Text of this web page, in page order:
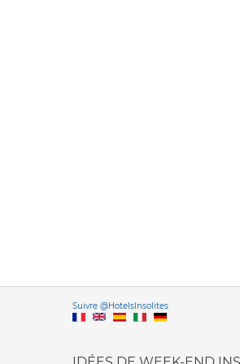
Suivre @HotelsInsolites